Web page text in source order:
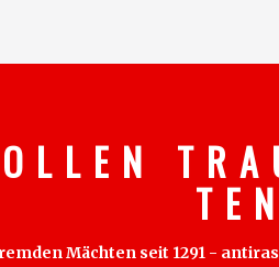
L L E N T R
T E
Mächten seit 1291 -